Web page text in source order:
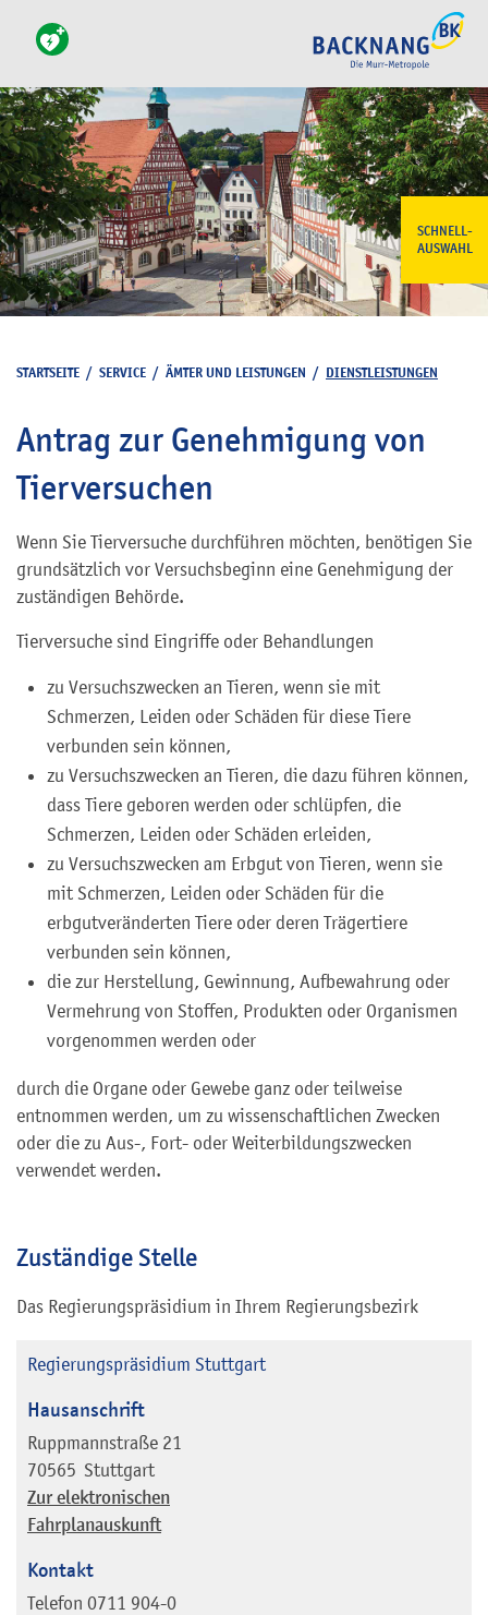
SCHNELL-
AUSWAHL
STARTSEITE / SERVICE / ÄMTER UND LEISTUNGEN / DIENSTLEISTUNGEN
Antrag zur Genehmigung von
Tierversuchen
Wenn Sie Tierversuche durchführen möchten, benötigen Sie
grundsätzlich vor Versuchsbeginn eine Genehmigung der
zuständigen Behörde.
Tierversuche sind Eingriffe oder Behandlungen
zu Versuchszwecken an Tieren, wenn sie mit
Schmerzen, Leiden oder Schäden für diese Tiere
verbunden sein können,
zu Versuchszwecken an Tieren, die dazu führen können,
dass Tiere geboren werden oder schlüpfen, die
Schmerzen, Leiden oder Schäden erleiden,
zu Versuchszwecken am Erbgut von Tieren, wenn sie
mit Schmerzen, Leiden oder Schäden für die
erbgutveränderten Tiere oder deren Trägertiere
verbunden sein können,
die zur Herstellung, Gewinnung, Aufbewahrung oder
Vermehrung von Stoffen, Produkten oder Organismen
vorgenommen werden oder
durch die Organe oder Gewebe ganz oder teilweise
entnommen werden, um zu wissenschaftlichen Zwecken
oder die zu Aus-, Fort- oder Weiterbildungszwecken
verwendet werden.
Zuständige Stelle
Das Regierungspräsidium in Ihrem Regierungsbezirk
Regierungspräsidium Stuttgart
Hausanschrift
Ruppmannstraße 21
70565 Stuttgart
Zur elektronischen
Fahrplanauskunft
Kontakt
Telefon 0711 904-0